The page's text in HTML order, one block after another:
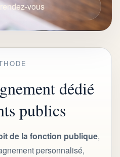
vous
dédié
publics
de la fonction publique,
personnalisé,